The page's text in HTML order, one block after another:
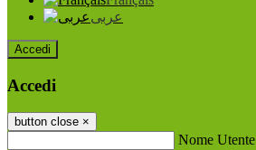
عربى
Accedi
Accedi
button close ×
Nome Utente